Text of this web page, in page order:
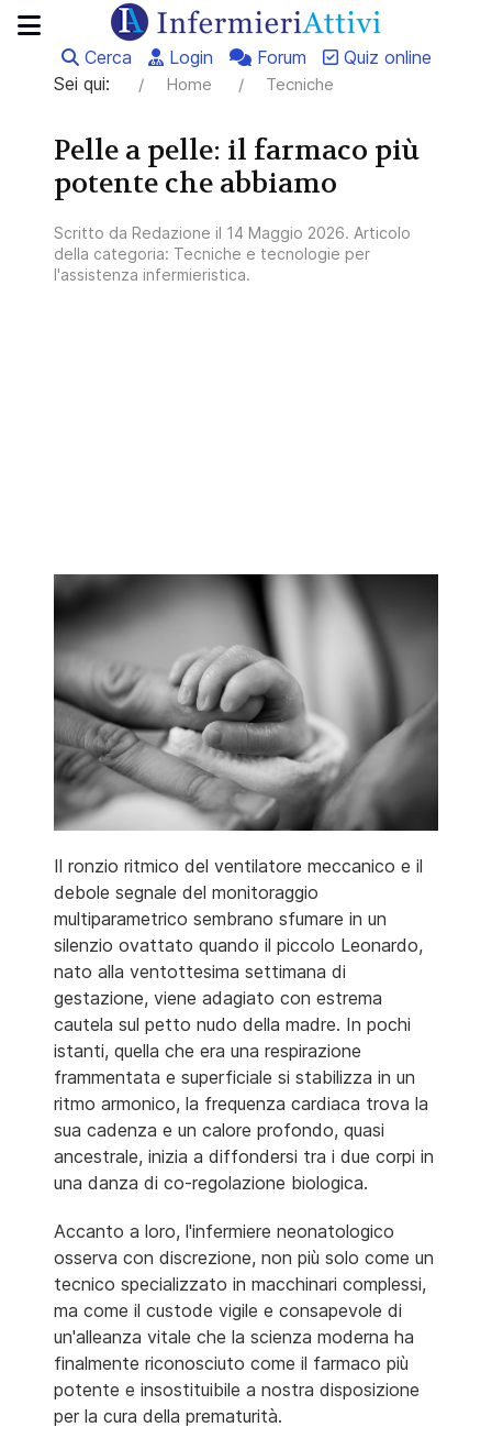
Cerca Login Forum
Quiz online
Sei qui:
Home Tecniche
Pelle a pelle: il farmaco più
potente che abbiamo
Scritto da Redazione il 14 Maggio 2026. Articolo
della categoria: Tecniche e tecnologie per
l'assistenza infermieristica.
Il ronzio ritmico del ventilatore meccanico e il
debole segnale del monitoraggio
multiparametrico sembrano sfumare in un
silenzio ovattato quando il piccolo Leonardo,
nato alla ventottesima settimana di
gestazione, viene adagiato con estrema
cautela sul petto nudo della madre. In pochi
istanti, quella che era una respirazione
frammentata e superficiale si stabilizza in un
ritmo armonico, la frequenza cardiaca trova la
sua cadenza e un calore profondo, quasi
ancestrale, inizia a diffondersi tra i due corpi in
una danza di co-regolazione biologica.
Accanto a loro, l'infermiere neonatologico
osserva con discrezione, non più solo come un
tecnico specializzato in macchinari complessi,
ma come il custode vigile e consapevole di
un'alleanza vitale che la scienza moderna ha
finalmente riconosciuto come il farmaco più
potente e insostituibile a nostra disposizione
per la cura della prematurità.